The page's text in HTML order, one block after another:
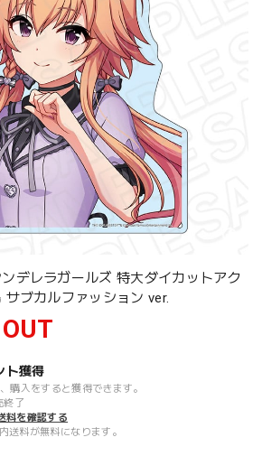
デレラガールズ 特大ダイカットアク
ブカルファッション ver.
ト獲得
購入をすると獲得できます。
終了
料を確認する
送料が無料になります。